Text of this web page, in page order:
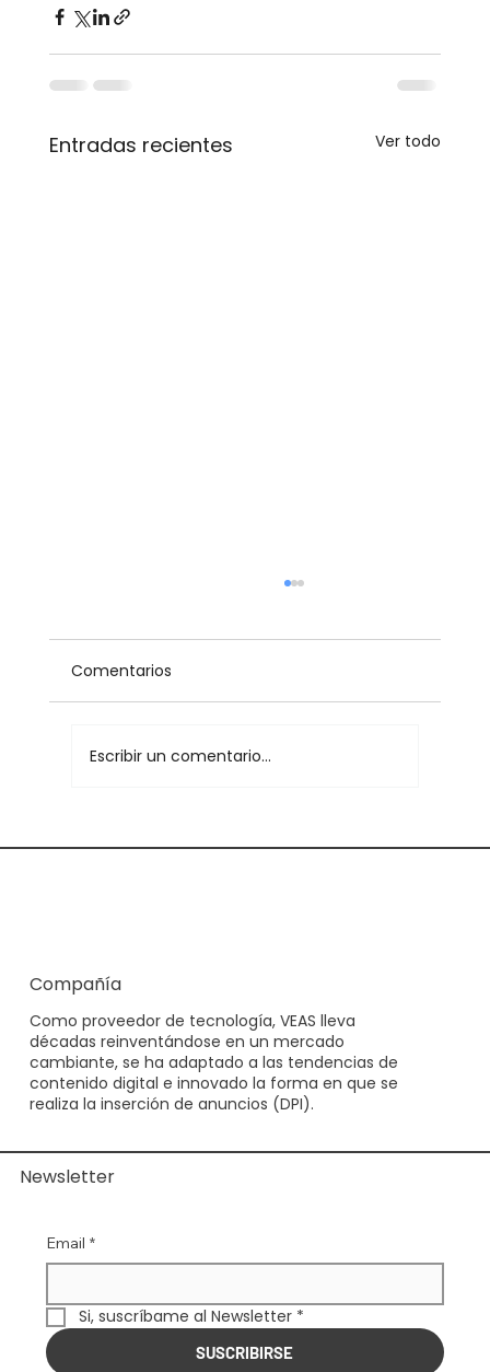
Entradas recientes Ver todo
Claro Colombia reafirma su
Comentarios
Escribir un comentario...
Compañía
Como proveedor de tecnología, VEAS lleva
décadas reinventándose en un mercado
cambiante, se ha adaptado a las tendencias de
contenido digital e innovado la forma en que se
realiza la inserción de anuncios (DPI).
Newsletter
Email *
Si, suscríbame al Newsletter *
SUSCRIBIRSE